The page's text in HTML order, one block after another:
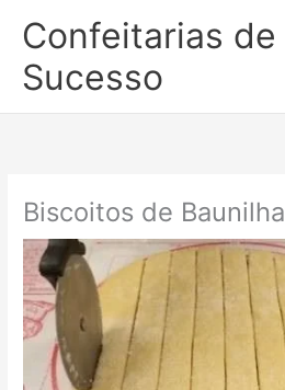
para
conteúdo
Confeitarias de
Sucesso
Biscoitos de Baunilha